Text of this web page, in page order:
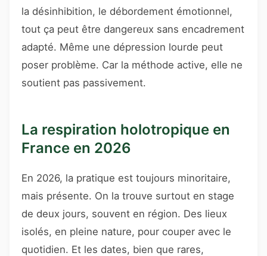
la désinhibition, le débordement émotionnel,
tout ça peut être dangereux sans encadrement
adapté. Même une dépression lourde peut
poser problème. Car la méthode active, elle ne
soutient pas passivement.
La respiration holotropique en
France en 2026
En 2026, la pratique est toujours minoritaire,
mais présente. On la trouve surtout en stage
de deux jours, souvent en région. Des lieux
isolés, en pleine nature, pour couper avec le
quotidien. Et les dates, bien que rares,